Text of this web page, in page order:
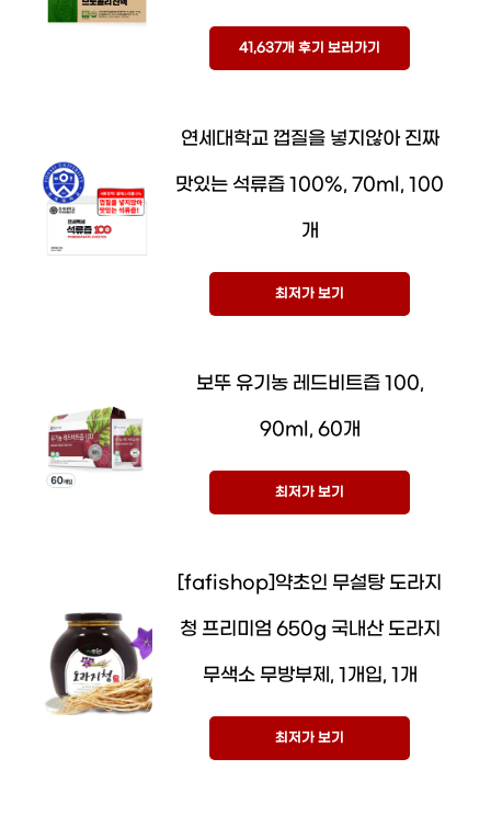
41,637개 후기 보러가기
연세대학교 껍질을 넣지않아 진짜
맛있는 석류즙 100%, 70ml, 100
개
최저가 보기
보뚜 유기농 레드비트즙 100,
90ml, 60개
최저가 보기
[fafishop]약초인 무설탕 도라지
청 프리미엄 650g 국내산 도라지
무색소 무방부제, 1개입, 1개
최저가 보기